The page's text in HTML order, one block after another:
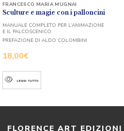
Sculture e magie con i palloncini
18,00€
FRANCESCO MARIA MUGNAI
MANUALE COMPLETO PER L’ANIMAZIONE
E IL PALCOSCENICO
PREFAZIONE DI ALDO COLOMBINI
LEGGI TUTTO
FLORENCE ART EDIZIONI